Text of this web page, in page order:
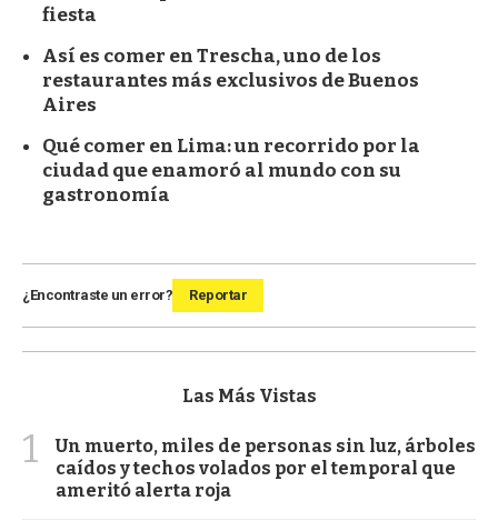
fiesta
Así es comer en Trescha, uno de los
restaurantes más exclusivos de Buenos
Aires
Qué comer en Lima: un recorrido por la
ciudad que enamoró al mundo con su
gastronomía
¿Encontraste un error? Reportar
Las Más Vistas
1
Un muerto, miles de personas sin luz, árboles
caídos y techos volados por el temporal que
ameritó alerta roja